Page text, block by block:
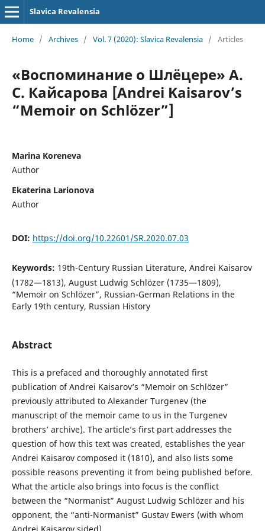
Slavica Revalensia
Home / Archives / Vol. 7 (2020): Slavica Revalensia / Articles
«Воспоминание о Шлёцере» А.
С. Кайсарова [Andrei Kaisarov’s
“Memoir on Schlözer”]
Marina Koreneva
Author
Ekaterina Larionova
Author
DOI: https://doi.org/10.22601/SR.2020.07.03
Keywords: 19th-Century Russian Literature, Andrei Kaisarov
(1782—1813), August Ludwig Schlözer (1735—1809),
“Memoir on Schlözer”, Russian-German Relations in the
Early 19th century, Russian History
Abstract
This is a prefaced and thoroughly annotated first
publication of Andrei Kaisarov’s “Memoir on Schlözer”
previously attributed to Alexander Turgenev (the
manuscript of the memoir came to us in the Turgenev
brothers’ archive). The article’s first part addresses the
question of how this text was created, establishes the year
Andrei Kaisarov composed it (1810), and also lists some
possible reasons preventing it from being published before.
What the article also brings into focus is the conflict
between the “Normanist” August Ludwig Schlözer and his
opponent, the “anti-Normanist” Gustav Ewers (with whom